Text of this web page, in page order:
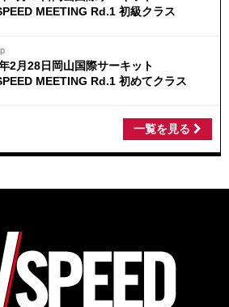
MEETING Rd.1 初級クラス
2月28日岡山国際サーキット
MEETING Rd.1 初めてクラス
一覧を見る